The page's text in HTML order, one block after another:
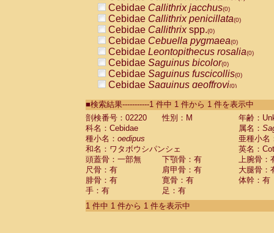
Cebidae Callithrix jacchus(0)
Cebidae Callithrix penicillata(0)
Cebidae Callithrixspp.(0)
Cebidae Cebuella pygmaea(0)
Cebidae Leontopithecus rosalia(0)
Cebidae Saguinus bicolor(0)
Cebidae Saguinus fuscicollis(0)
Cebidae Saguinus geoffroyi(0)
CebidaeSaguinus labiatus(0)
Cebidae Saguinus leucopus (0)
Cebidae
Cebidae
CebidaeSaguinus nigricollis (0)
Cebidae Saguinus oedipus
Cebidae Saguinus weddelli
Cebidae Saguinusspp.
Cebidae Aotus trivirgatus
Cebidae Cebus albifrons
■検索結果-----------1 件中 1 件から 1 件を表示中
剖検番号：02220
性別：M
年齢：
科名：Cebidae
属名：
種小名： oedipus
亜種小名
和名：ワタボウシパンシェ
英名：
頭蓋骨：一部無
下顎骨：有
上腕骨：
尺骨：有
肩甲骨：有
大腿骨：
腓骨：有
寛骨：有
体幹：有
手：有
足：有
1 件中 1 件から 1 件を表示中